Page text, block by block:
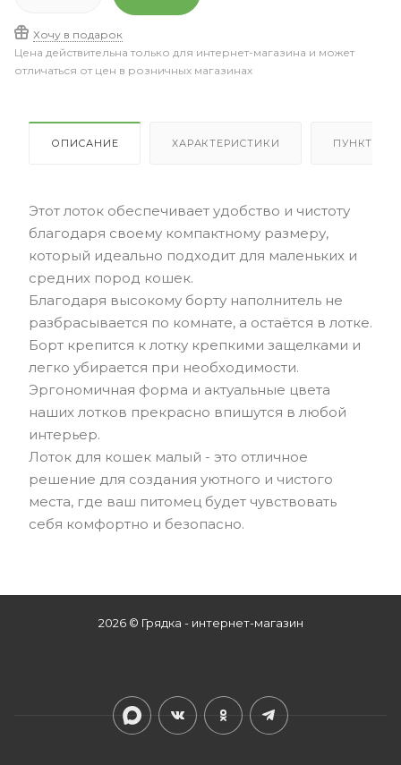
Хочу в подарок
Цена действительна только для интернет-магазина и может
отличаться от цен в розничных магазинах
ОПИСАНИЕ ХАРАКТЕРИСТИКИ ПУНКТЫ
Этот лоток обеспечивает удобство и чистоту
благодаря своему компактному размеру,
который идеально подходит для маленьких и
средних пород кошек.
Благодаря высокому борту наполнитель не
разбрасывается по комнате, а остаётся в лотке.
Борт крепится к лотку крепкими защелками и
легко убирается при необходимости.
Эргономичная форма и актуальные цвета
наших лотков прекрасно впишутся в любой
интерьер.
Лоток для кошек малый - это отличное
решение для создания уютного и чистого
места, где ваш питомец будет чувствовать
себя комфортно и безопасно.
2026 © Грядка - интернет-магазин